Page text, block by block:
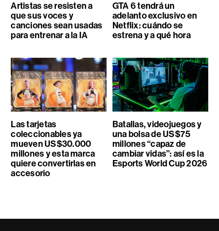
Artistas se resisten a
que sus voces y
canciones sean usadas
para entrenar a la IA
GTA 6 tendrá un
adelanto exclusivo en
Netflix: cuándo se
estrena y a qué hora
Las tarjetas
coleccionables ya
mueven US$30.000
millones y esta marca
quiere convertirlas en
accesorio
Batallas, videojuegos y
una bolsa de US$75
millones “capaz de
cambiar vidas”: así es la
Esports World Cup 2026